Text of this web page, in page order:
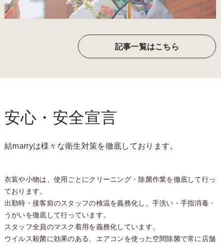
記事一覧はこちら
安心・安全宣言
結marryは様々な衛生対策を徹底しております。
衣装や小物は、使用ごとにクリーニング・除菌作業を徹底して行っ
ております。
出勤時・接客前のスタッフの検温を義務化し、手洗い・手指消毒・
うがいを徹底して行っています。
スタッフ全員のマスク着用を義務化しています。
ウイルス殺菌に効果のある、エアコンを使った空間除菌で常に店舗